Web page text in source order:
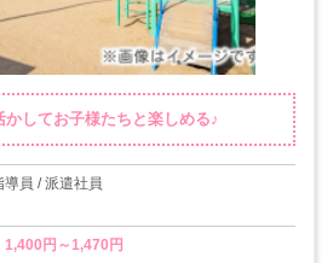
してお子様たちと楽しめる♪
導員 / 派遣社員
1,400円～1,470円